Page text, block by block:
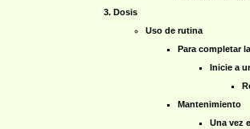
Dosis
Uso de rutina
Para completar
Inicie a
Mantenimiento
Una vez